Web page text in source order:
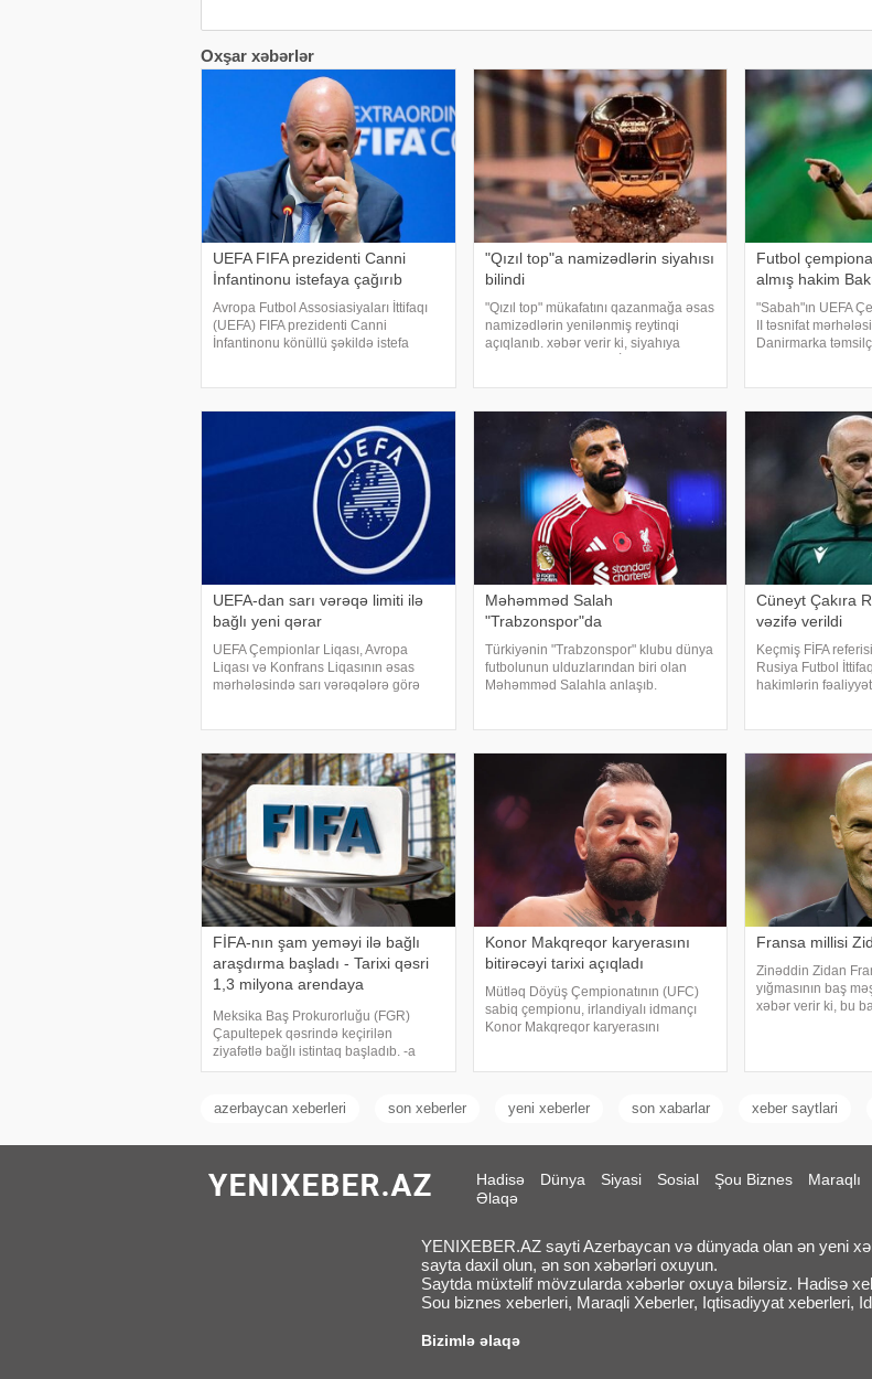
Oxşar xəbərlər
UEFA FIFA prezidenti Canni
İnfantinonu istefaya çağırıb
Avropa Futbol Assosiasiyaları İttifaqı
(UEFA) FIFA prezidenti Canni
İnfantinonu könüllü şəkildə istefa
"Qızıl top"a namizədlərin siyahısı
bilindi
"Qızıl top" mükafatını qazanmağa əsas
namizədlərin yenilənmiş reytinqi
açıqlanıb. xəbər verir ki, siyahıya
Futbol
almış hakim
"Sabah"ın UEFA
II təsnifat
Danirmarka
xəbər veri
UEFA-dan sarı vərəqə limiti ilə
bağlı yeni qərar
UEFA Çempionlar Liqası, Avropa
Liqası və Konfrans Liqasının əsas
mərhələsində sarı vərəqələrə görə
vərəq
Məhəmməd Salah
"Trabzonspor"da
Türkiyənin "Trabzonspor" klubu dünya
futbolunun ulduzlarından biri olan
Məhəmməd Salahla anlaşıb.
Məlumat
Cüneyt Çakıra
vəzifə verildi
Keçmiş FİFA
Rusiya Futbol
hakimlərin
Liqasının hakimlə
FİFA-nın şam yeməyi ilə bağlı
araşdırma başladı - Tarixi qəsri
1,3 milyona arendaya
Meksika Baş Prokurorluğu (FGR)
Çapultepek qəsrində keçirilən
ziyafətlə bağlı istintaq başladıb. -a
istinadən xəbər verir ki, söhbət FIFA-
tədbirindən gedir. Maraqlıdır ki, Milli
Konor Makqreqor karyerasını
bitirəcəyi tarixi açıqladı
Mütləq Döyüş Çempionatının (UFC)
sabiq çempionu, irlandiyalı idmançı
Konor Makqreqor karyerasını
Fransa millisi
Zinəddin Zidan
yığmasının baş
xəbər verir ki, bu
azerbaycan xeberleri son xeberler yeni xeberler son xabarlar xeber saytlari
Hadisə Dünya Siyasi Sosial Şou Biznes Maraqlı
Əlaqə
YENIXEBER.AZ sayti Azerbaycan və dünyada olan ən yeni
sayta daxil olun, ən son xəbərləri oxuyun.
Saytda müxtəlif mövzularda xəbərlər oxuya bilərsiz. Hadisə
Sou biznes xeberleri, Maraqli Xeberler, Iqtisadiyyat xeberleri,
Bizimlə əlaqə